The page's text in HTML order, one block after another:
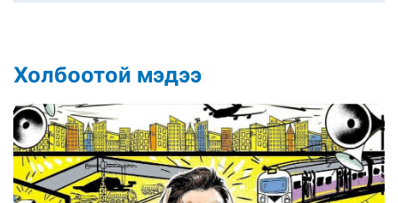
Холбоотой мэдээ